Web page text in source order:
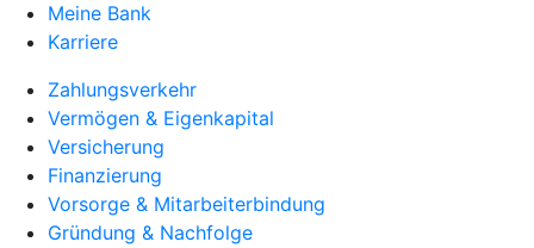
Meine Bank
Karriere
Zahlungsverkehr
Vermögen & Eigenkapital
Versicherung
Finanzierung
Vorsorge & Mitarbeiterbindung
Gründung & Nachfolge